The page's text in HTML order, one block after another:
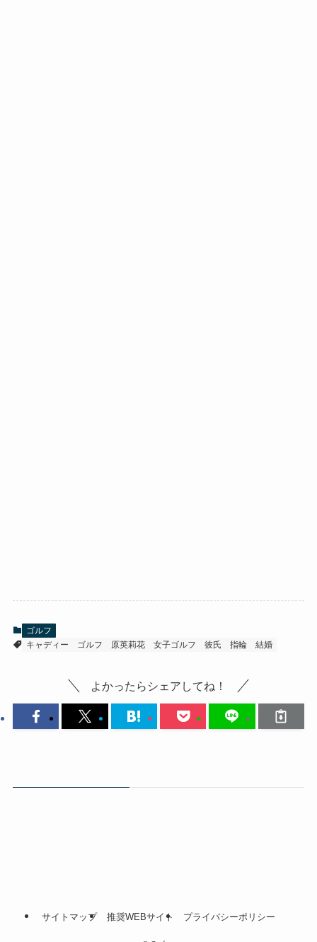
ゴルフ
キャディー
ゴルフ 原英莉花 女子ゴルフ 彼氏 指輪 結婚
よかったらシェアしてね！
サイトマップ 推奨WEBサイト プライバシーポリシー